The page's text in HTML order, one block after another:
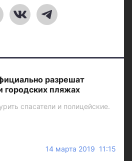
разрешат
городских пляжах
спасатели и полицейские.
14 марта 2019 11:15